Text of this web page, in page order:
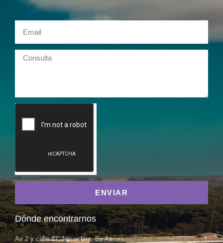
ENVIAR
Dónde encontrarnos
Av 2 y calle 87, Necochea, Bs As